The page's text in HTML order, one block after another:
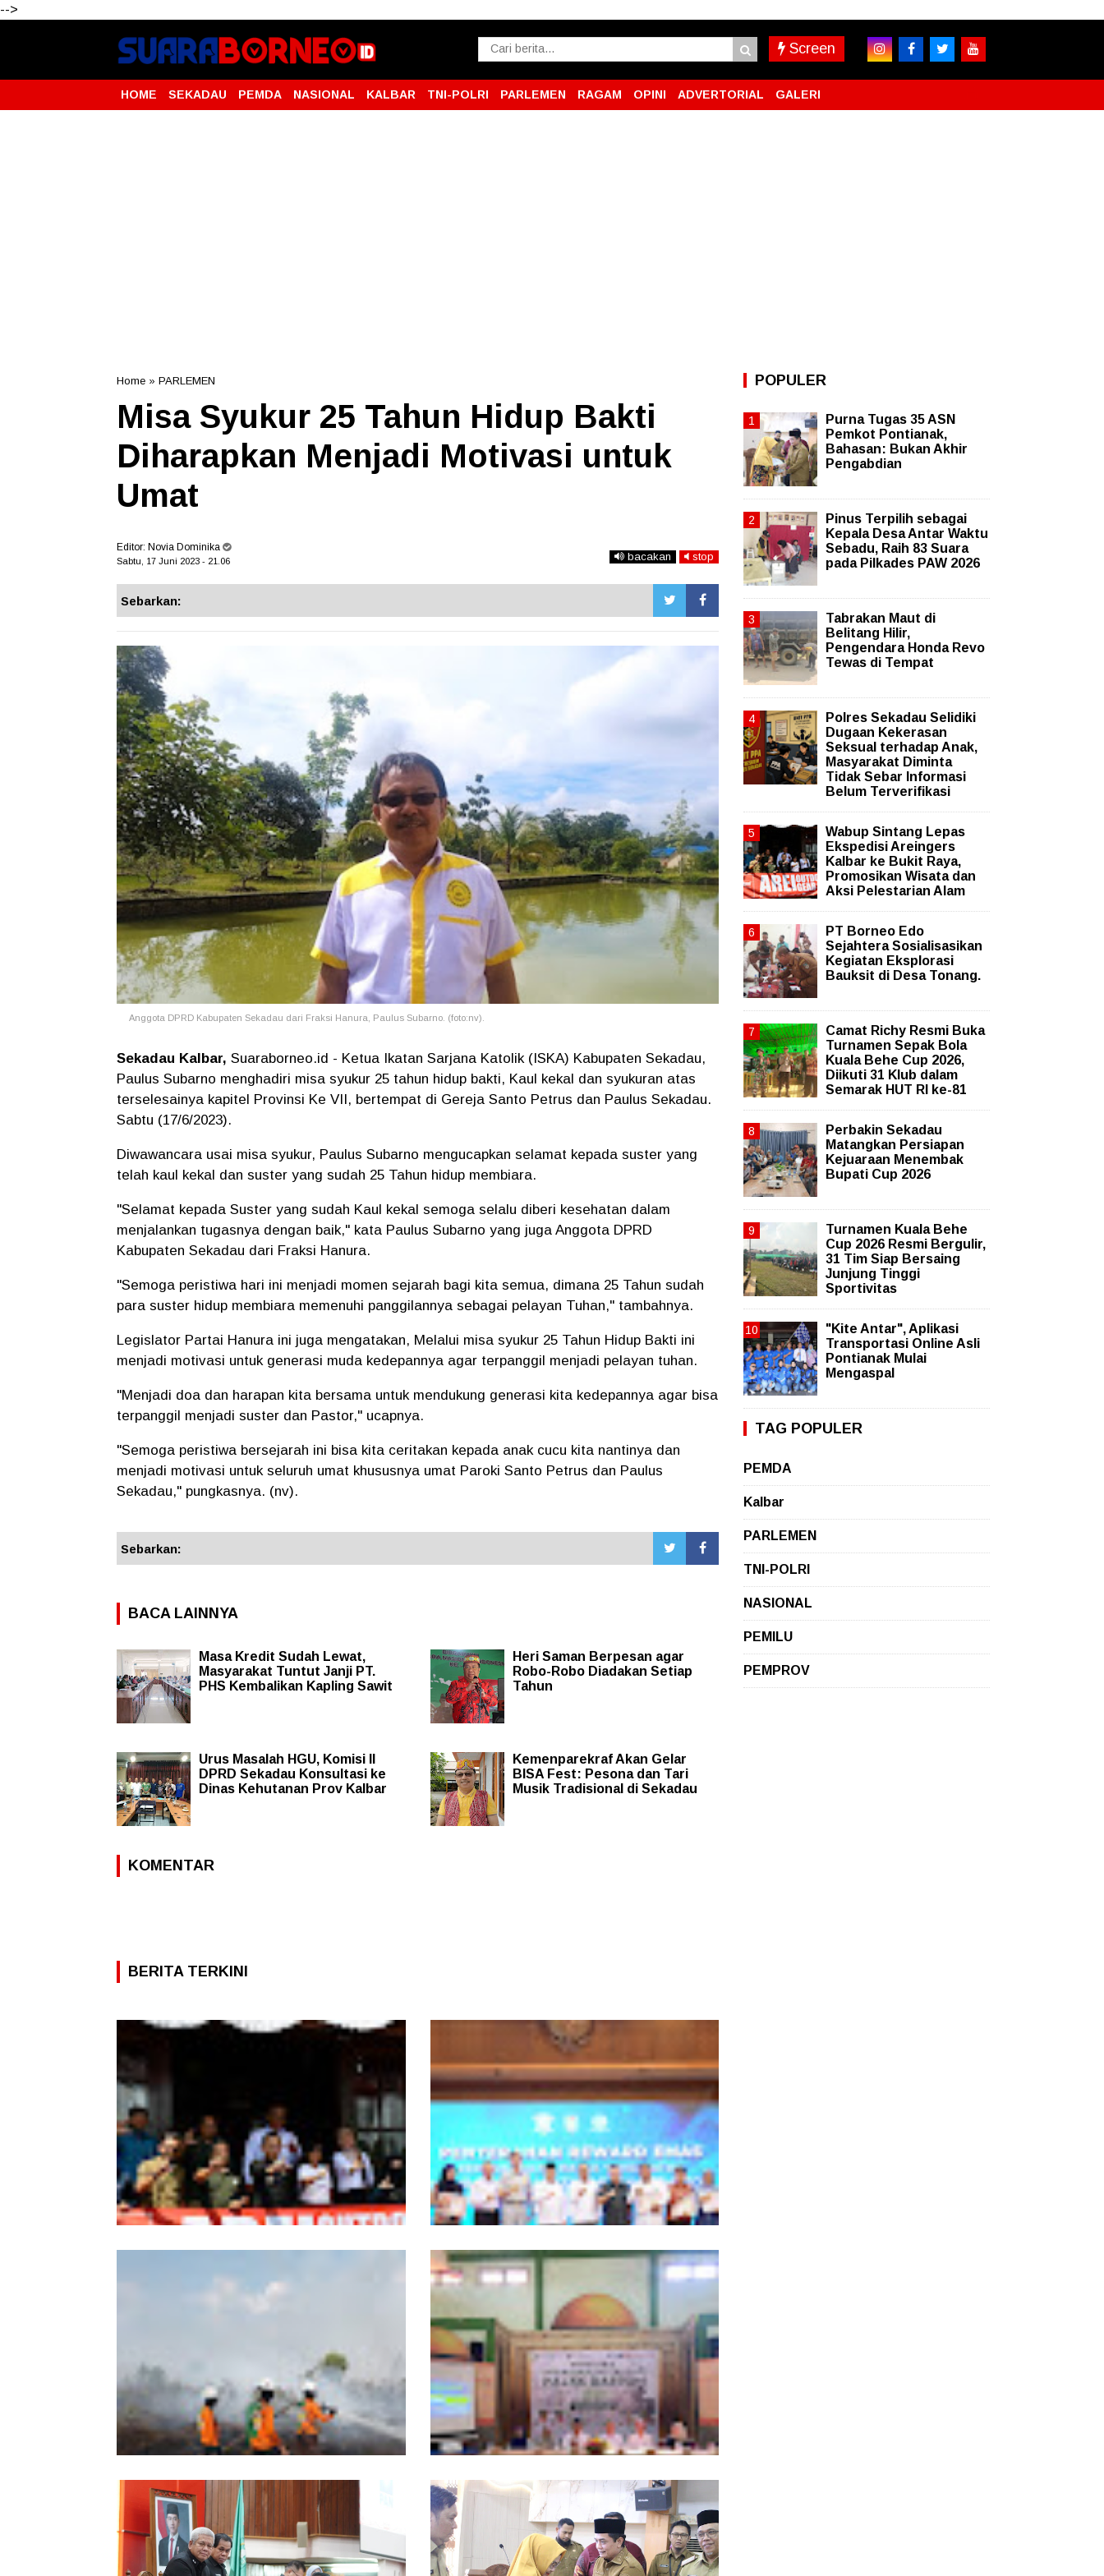
-->
Screen
HOME SEKADAU PEMDA NASIONAL KALBAR TNI-POLRI PARLEMEN RAGAM OPINI ADVERTORIAL GALERI
Home » PARLEMEN
Misa Syukur 25 Tahun Hidup Bakti
Diharapkan Menjadi Motivasi untuk
Umat
Editor: Novia Dominika
Sabtu, 17 Juni 2023 - 21.06 bacakan stop
Sebarkan:
Anggota DPRD Kabupaten Sekadau dari Fraksi Hanura, Paulus Subarno. (foto:nv).
Sekadau Kalbar, Suaraborneo.id - Ketua Ikatan Sarjana Katolik (ISKA) Kabupaten Sekadau,
Paulus Subarno menghadiri misa syukur 25 tahun hidup bakti, Kaul kekal dan syukuran atas
terselesainya kapitel Provinsi Ke VII, bertempat di Gereja Santo Petrus dan Paulus Sekadau.
Sabtu (17/6/2023).
Diwawancara usai misa syukur, Paulus Subarno mengucapkan selamat kepada suster yang
telah kaul kekal dan suster yang sudah 25 Tahun hidup membiara.
"Selamat kepada Suster yang sudah Kaul kekal semoga selalu diberi kesehatan dalam
menjalankan tugasnya dengan baik," kata Paulus Subarno yang juga Anggota DPRD
Kabupaten Sekadau dari Fraksi Hanura.
"Semoga peristiwa hari ini menjadi momen sejarah bagi kita semua, dimana 25 Tahun sudah
para suster hidup membiara memenuhi panggilannya sebagai pelayan Tuhan," tambahnya.
Legislator Partai Hanura ini juga mengatakan, Melalui misa syukur 25 Tahun Hidup Bakti ini
menjadi motivasi untuk generasi muda kedepannya agar terpanggil menjadi pelayan tuhan.
"Menjadi doa dan harapan kita bersama untuk mendukung generasi kita kedepannya agar bisa
terpanggil menjadi suster dan Pastor," ucapnya.
"Semoga peristiwa bersejarah ini bisa kita ceritakan kepada anak cucu kita nantinya dan
menjadi motivasi untuk seluruh umat khususnya umat Paroki Santo Petrus dan Paulus
Sekadau," pungkasnya. (nv).
Sebarkan:
BACA LAINNYA
Masa Kredit Sudah Lewat,
Masyarakat Tuntut Janji PT.
PHS Kembalikan Kapling Sawit
Heri Saman Berpesan agar
Robo-Robo Diadakan Setiap
Tahun
Urus Masalah HGU, Komisi II
DPRD Sekadau Konsultasi ke
Dinas Kehutanan Prov Kalbar
Kemenparekraf Akan Gelar
BISA Fest: Pesona dan Tari
Musik Tradisional di Sekadau
KOMENTAR
BERITA TERKINI
Pemprov Kalbar Tegaskan Komitmen
Percepat Digitalisasi Pelayanan Publik
Karhutla Dekati SMKN 1 Sungai Raya, Tim
SAR Dit Samapta Polda Kalbar Antipasi
Layanan Samsat GOKATAN Diperpanjang
Jadi Tiga Hari
POPULER
Purna Tugas 35 ASN
Pemkot Pontianak,
Bahasan: Bukan Akhir
Pengabdian
Pinus Terpilih sebagai
Kepala Desa Antar Waktu
Sebadu, Raih 83 Suara
pada Pilkades PAW 2026
Tabrakan Maut di
Belitang Hilir,
Pengendara Honda Revo
Tewas di Tempat
Polres Sekadau Selidiki
Dugaan Kekerasan
Seksual terhadap Anak,
Masyarakat Diminta
Tidak Sebar Informasi
Belum Terverifikasi
Wabup Sintang Lepas
Ekspedisi Areingers
Kalbar ke Bukit Raya,
Promosikan Wisata dan
Aksi Pelestarian Alam
PT Borneo Edo
Sejahtera Sosialisasikan
Kegiatan Eksplorasi
Bauksit di Desa Tonang.
Camat Richy Resmi Buka
Turnamen Sepak Bola
Kuala Behe Cup 2026,
Diikuti 31 Klub dalam
Semarak HUT RI ke-81
Perbakin Sekadau
Matangkan Persiapan
Kejuaraan Menembak
Bupati Cup 2026
Turnamen Kuala Behe
Cup 2026 Resmi Bergulir,
31 Tim Siap Bersaing
Junjung Tinggi
Sportivitas
"Kite Antar", Aplikasi
Transportasi Online Asli
Pontianak Mulai
Mengaspal
TAG POPULER
PEMDA
Kalbar
PARLEMEN
TNI-POLRI
NASIONAL
PEMILU
PEMPROV